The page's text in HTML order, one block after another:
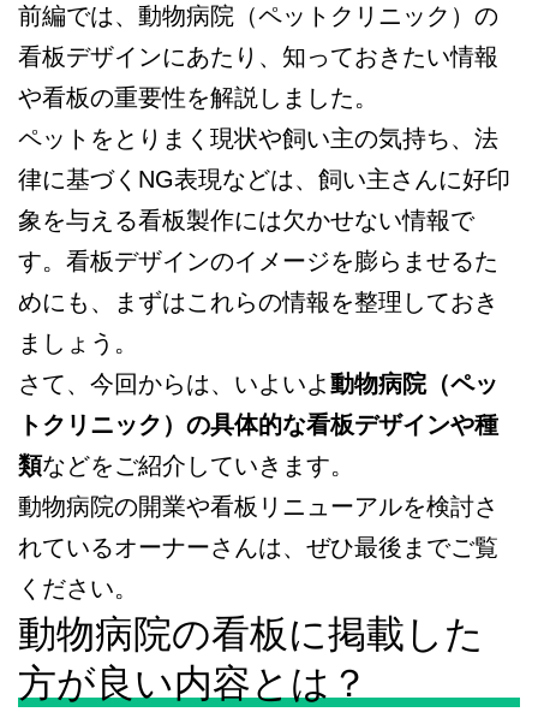
前編では、動物病院（ペットクリニック）の
看板デザインにあたり、知っておきたい情報
や看板の重要性を解説しました。
ペットをとりまく現状や飼い主の気持ち、法
律に基づくNG表現などは、飼い主さんに好印
象を与える看板製作には欠かせない情報で
す。看板デザインのイメージを膨らませるた
めにも、まずはこれらの情報を整理しておき
ましょう。
さて、今回からは、いよいよ動物病院（ペッ
トクリニック）の具体的な看板デザインや種
類などをご紹介していきます。
動物病院の開業や看板リニューアルを検討さ
れているオーナーさんは、ぜひ最後までご覧
ください。
動物病院の看板に掲載した
方が良い内容とは？